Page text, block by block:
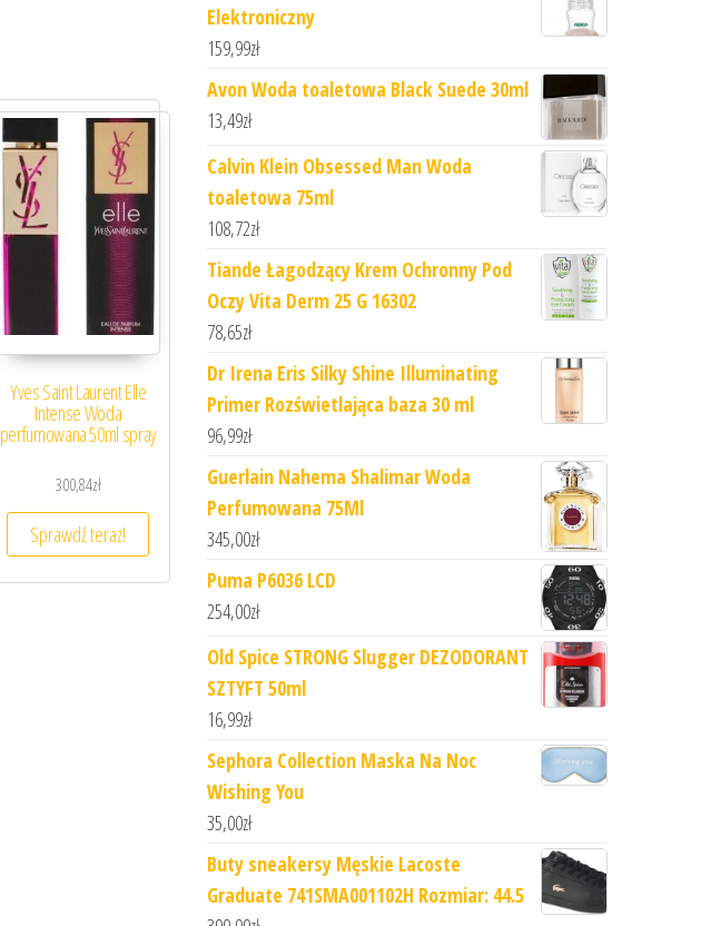
Yves Saint Laurent Elle
Intense Woda
perfumowana 50ml spray
300,84zł
Sprawdź teraz!
Elektroniczny
159,99zł
Avon Woda toaletowa Black Suede 30ml
13,49zł
Calvin Klein Obsessed Man Woda
toaletowa 75ml
108,72zł
Tiande Łagodzący Krem Ochronny Pod
Oczy Vita Derm 25 G 16302
78,65zł
Dr Irena Eris Silky Shine Illuminating
Primer Rozświetlająca baza 30 ml
96,99zł
Guerlain Nahema Shalimar Woda
Perfumowana 75Ml
345,00zł
Puma P6036 LCD
254,00zł
Old Spice STRONG Slugger DEZODORANT
SZTYFT 50ml
16,99zł
Sephora Collection Maska Na Noc
Wishing You
35,00zł
Buty sneakersy Męskie Lacoste
Graduate 741SMA001102H Rozmiar: 44.5